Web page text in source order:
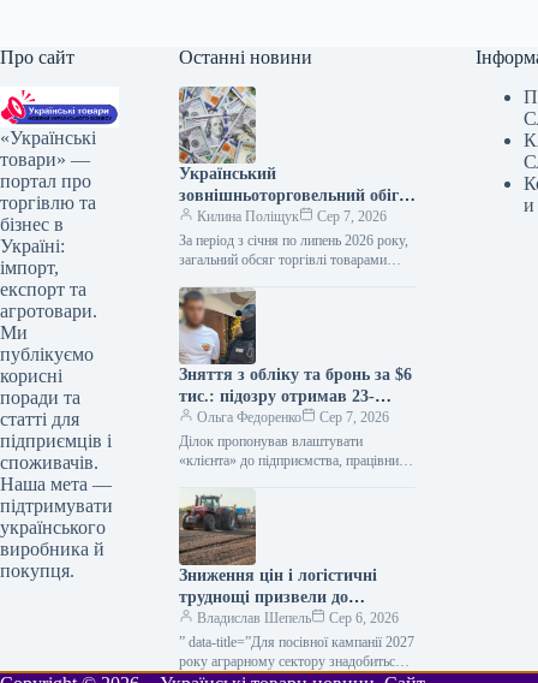
Про сайт
«Українські
товари» —
портал про
торгівлю та
бізнес в
Україні:
імпорт,
експорт та
агротовари.
Ми
публікуємо
корисні
поради та
статті для
підприємців і
споживачів.
Наша мета —
підтримувати
українського
виробника й
покупця.
Останні новини
Український
зовнішньоторговельний обіг
за сім місяців перевищив 82
мільярди доларів
Килина Поліщук
Сер 7, 2026
За період з січня по липень 2026 року,
загальний обсяг торгівлі товарами
час,…
Зняття з обліку та бронь за $6
тис.: підозру отримав 23-
річний киянин
Ольга Федоренко
Сер 7, 2026
Ділок пропонував влаштувати
«клієнта» до підприємства, працівники
мобілізації Столичні правоохоронці
оголосили про підозру 23-річному
киянину. За…
Зниження цін і логістичні
труднощі призвели до
зростання потреби аграріїв у
обігових коштах — ВАР —
КУРКУЛЬ
Владислав Шепель
Сер 6, 2026
” data-title=”Для посівної кампанії 2027
року аграрному сектору знадобиться
и